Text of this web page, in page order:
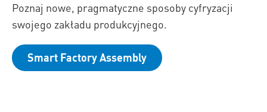
Poznaj nowe, pragmatyczne sposoby cyfryzacji
swojego zakładu produkcyjnego.
Smart Factory Assembly